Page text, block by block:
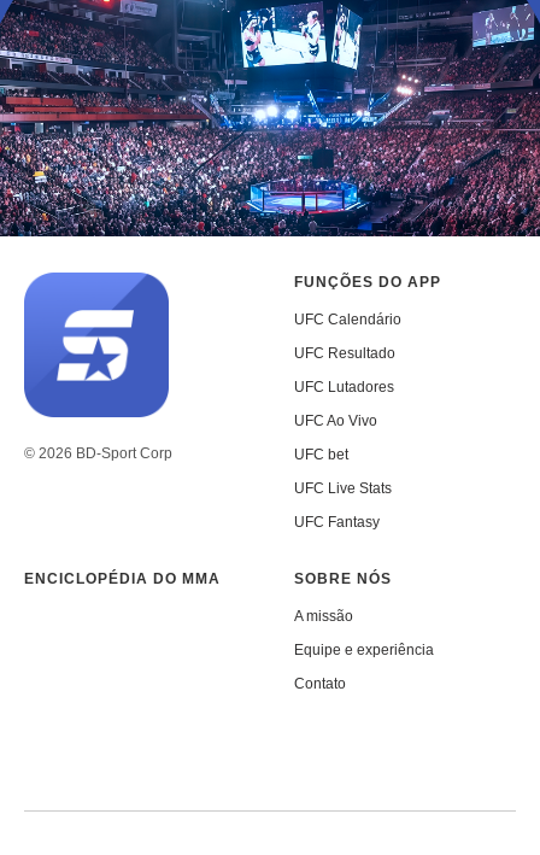
© 2026 BD-Sport Corp
FUNÇÕES DO APP
UFC Calendário
UFC Resultado
UFC Lutadores
UFC Ao Vivo
UFC bet
UFC Live Stats
UFC Fantasy
ENCICLOPÉDIA DO MMA SOBRE NÓS
A missão
Equipe e experiência
Contato